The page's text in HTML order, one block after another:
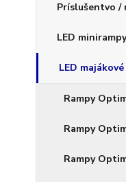
Príslušentvo /
LED minirampy
LED
Rampy
Rampy
Rampy